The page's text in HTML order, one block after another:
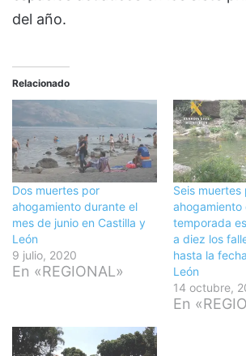
del año.
Relacionado
Dos muertes por
ahogamiento durante el
mes de junio en Castilla y
León
9 julio, 2020
En «REGIONAL»
Seis muertes
ahogamiento
temporada
a diez los
hasta la
León
14 octubre,
En